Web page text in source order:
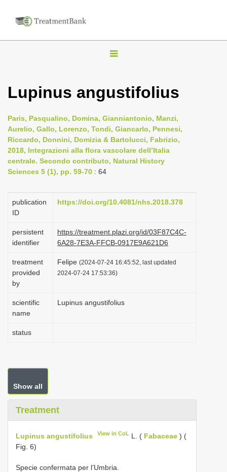
T
g
e
n
a
v
g
i
n
Lupinus angustifolius
Paris, Pasqualino, Domina, Gianniantonio, Manzi,
Aurelio, Gallo, Lorenzo, Tondi, Giancarlo, Pennesi,
Riccardo, Donnini, Domizia & Bartolucci, Fabrizio,
2018, Integrazioni alla flora vascolare dell’Italia
centrale. Secondo contributo, Natural History
Sciences 5 (1), pp. 59-70 : 64
publication
ID
https://doi.org/10.4081/nhs.2018.378
persistent
identifier
https://treatment.plazi.org/id/03F87C4C-
6A28-7E3A-FFCB-0917E9A621D6
treatment
provided
by
Felipe (2024-07-24 16:45:52, last updated
2024-07-24 17:53:36)
scientific
name
Lupinus angustifolius
status
Show all
Treatment
Lupinus angustifolius View in CoL L. ( Fabaceae ) (
Fig. 6)
Specie confermata per l’Umbria.